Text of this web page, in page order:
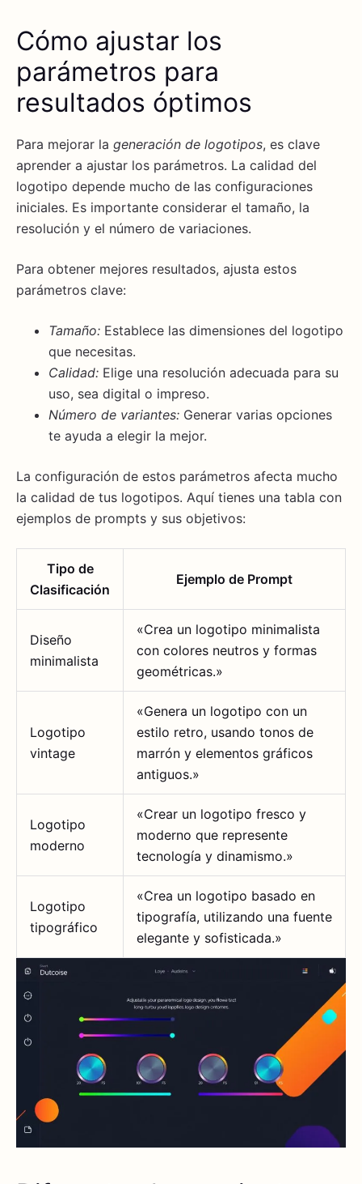
Cómo ajustar los
parámetros para
resultados óptimos
Para mejorar la generación de logotipos, es clave
aprender a ajustar los parámetros. La calidad del
logotipo depende mucho de las configuraciones
iniciales. Es importante considerar el tamaño, la
resolución y el número de variaciones.
Para obtener mejores resultados, ajusta estos
parámetros clave:
Tamaño: Establece las dimensiones del logotipo
que necesitas.
Calidad: Elige una resolución adecuada para su
uso, sea digital o impreso.
Número de variantes: Generar varias opciones
te ayuda a elegir la mejor.
La configuración de estos parámetros afecta mucho
la calidad de tus logotipos. Aquí tienes una tabla con
ejemplos de prompts y sus objetivos:
Tipo de
Clasificación
Ejemplo de Prompt
Diseño
minimalista
«Crea un logotipo minimalista
con colores neutros y formas
geométricas.»
Logotipo
vintage
«Genera un logotipo con un
estilo retro, usando tonos de
marrón y elementos gráficos
antiguos.»
Logotipo
moderno
«Crear un logotipo fresco y
moderno que represente
tecnología y dinamismo.»
Logotipo
tipográfico
«Crea un logotipo basado en
tipografía, utilizando una fuente
elegante y sofisticada.»